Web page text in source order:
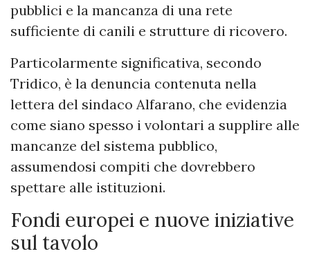
pubblici e la mancanza di una rete
sufficiente di canili e strutture di ricovero.
Particolarmente significativa, secondo
Tridico, è la denuncia contenuta nella
lettera del sindaco Alfarano, che evidenzia
come siano spesso i volontari a supplire alle
mancanze del sistema pubblico,
assumendosi compiti che dovrebbero
spettare alle istituzioni.
Fondi europei e nuove iniziative
sul tavolo